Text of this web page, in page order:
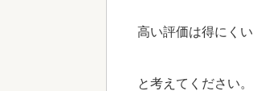
高い評価は得にくい
と考えてください。